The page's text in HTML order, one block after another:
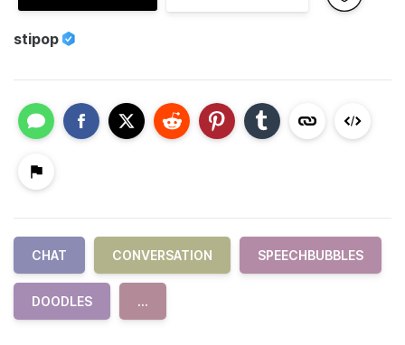
stipop
CHAT CONVERSATION SPEECHBUBBLES
DOODLES ...